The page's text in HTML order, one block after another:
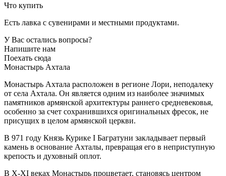
Что купить
Есть лавка с сувенирами и местными продуктами.
У Вас остались вопросы?
Напишите нам
Поехать сюда
Монастырь Ахтала
Монастырь Ахтала расположен в регионе Лори, неподалеку
от села Ахтала. Он является одним из наиболее значимых
памятников армянской архитектуры раннего средневековья,
особенно за счет сохранившихся оригинальных фресок, не
присущих в целом армянской церкви.
В 971 году Князь Курике I Багратуни закладывает первый
камень в основание Ахталы, превращая его в неприступную
крепость и духовный оплот.
В X-XI веках Монастырь процветает, становясь центром